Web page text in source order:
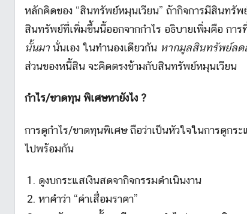
หลักคิดของ “สินทรัพย์หมุนเวียน” ถ้ากิจการมีสินทรัพ
สินทรัพย์ที่เพิ่มขึ้นนี้ออกจากกำไร อธิบายเพิ่มคือ กา
นั้นมานั่นเอง ในทำนองเดียวกัน หากมูลสินทรัพย์ลด
ส่วนของหนี้สิน จะคิดตรงข้ามกับสินทรัพย์หมุนเวียน
กำไร/ขาดทุน พิเศษหายังไง ?
การดูกำไร/ขาดทุนพิเศษ ถือว่าเป็นหัวใจในการดูกร
ไปพร้อมกัน
ดูงบกระแสเงินสดจากิจกรรมดำเนินงาน
หาคำว่า “ค่าเสื่อมราคา”